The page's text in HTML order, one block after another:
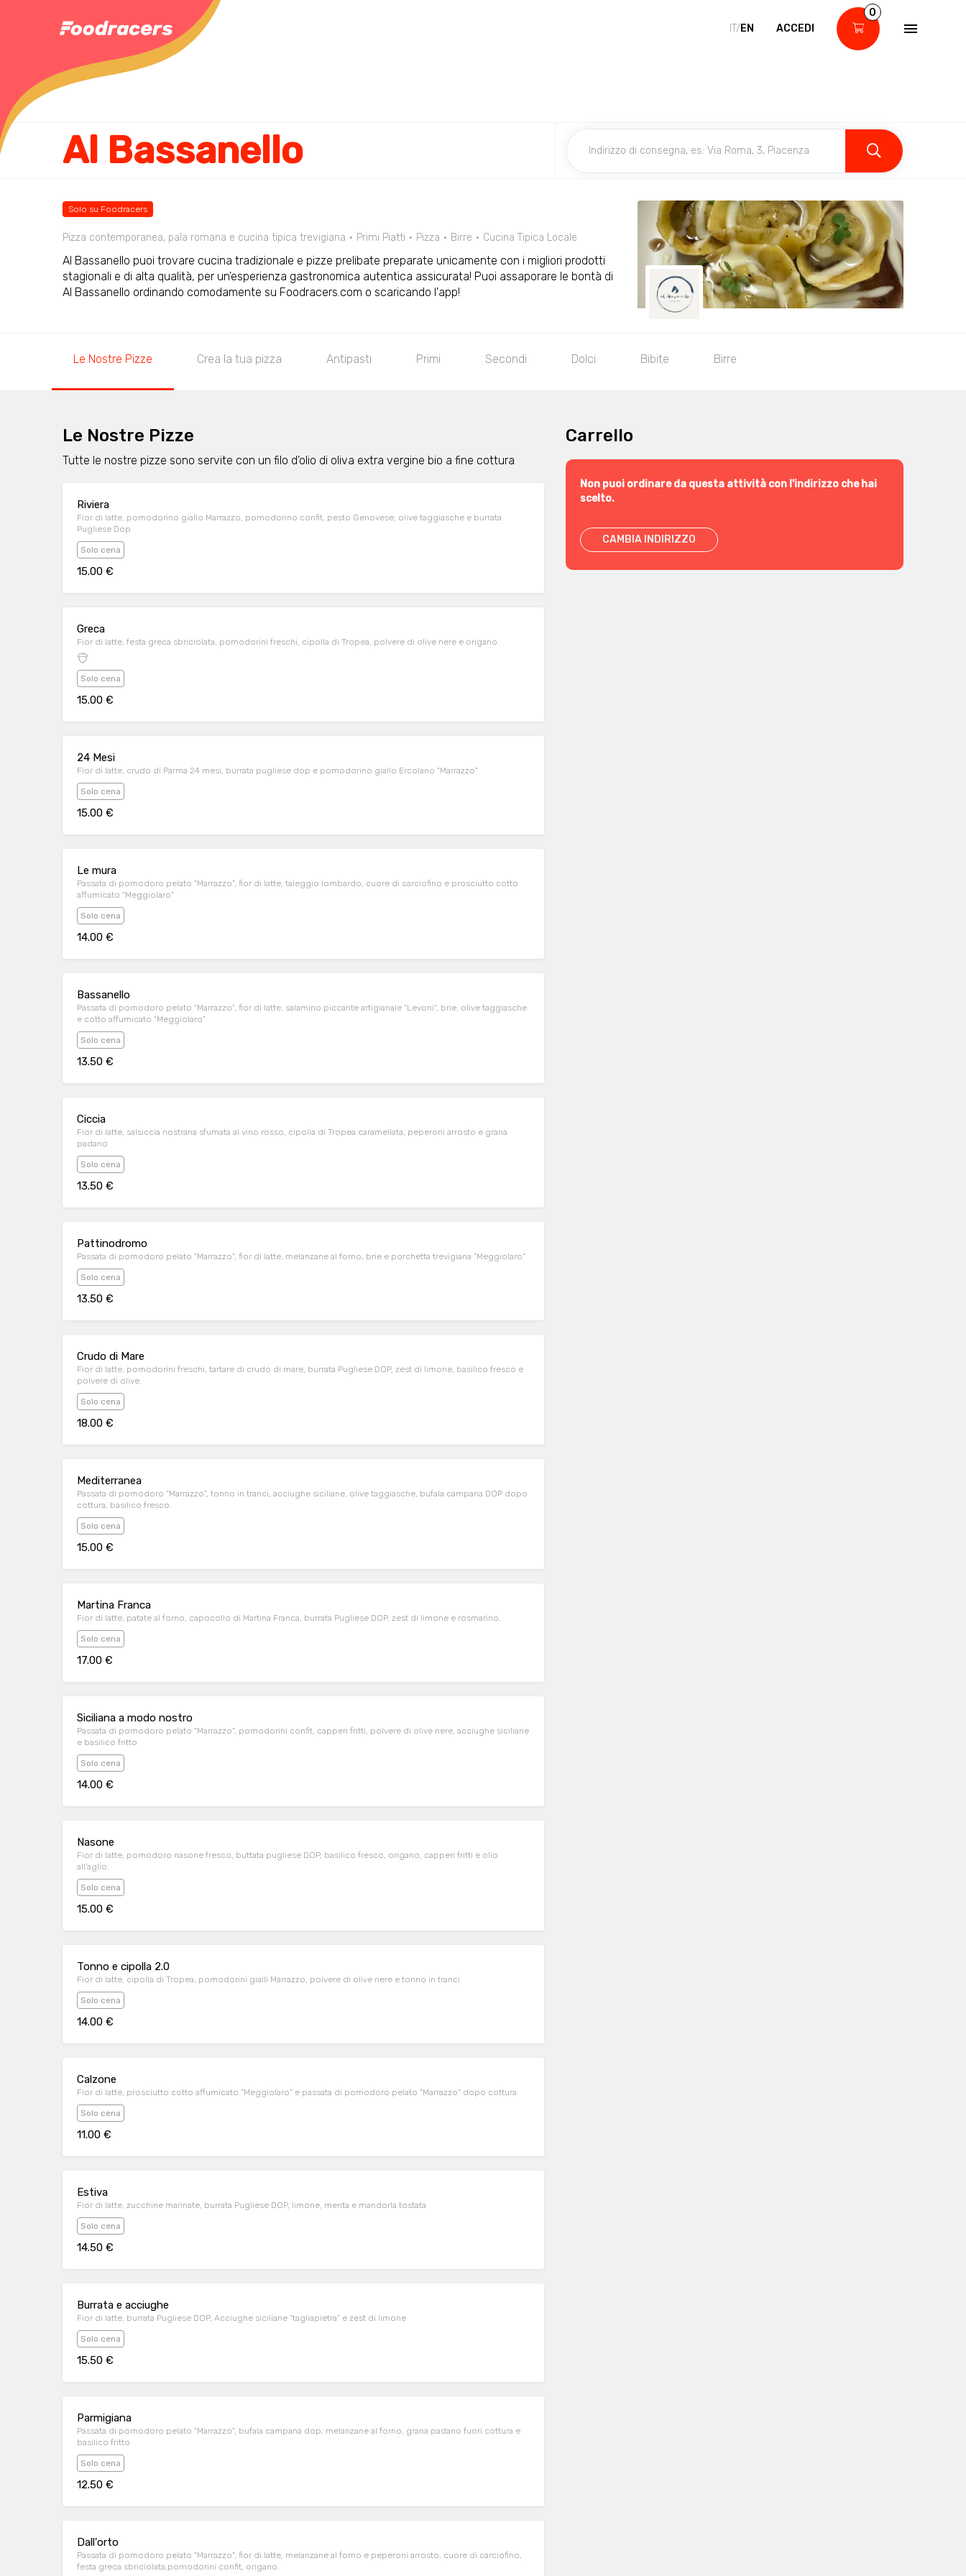
IT/EN ACCEDI
0
Al Bassanello
Solo su Foodracers
Pizza contemporanea, pala romana e cucina tipica trevigiana Primi Piatti Pizza Birre Cucina Tipica Locale
Al Bassanello puoi trovare cucina tradizionale e pizze prelibate preparate unicamente con i migliori prodotti
stagionali e di alta qualità, per un'esperienza gastronomica autentica assicurata! Puoi assaporare le bontà di
Al Bassanello ordinando comodamente su Foodracers.com o scaricando l'app!
Le Nostre Pizze Crea la tua pizza Antipasti Primi Secondi Dolci Bibite Birre
Le Nostre Pizze
Tutte le nostre pizze sono servite con un filo d'olio di oliva extra vergine bio a fine cottura
Riviera
Fior di latte, pomodorino giallo Marrazzo, pomodorino confit, pesto Genovese, olive taggiasche e burrata
Pugliese Dop
Solo cena
15.00 €
Greca
Fior di latte, festa greca sbriciolata, pomodorini freschi, cipolla di Tropea, polvere di olive nere e origano
Solo cena
15.00 €
24 Mesi
Fior di latte, crudo di Parma 24 mesi, burrata pugliese dop e pomodorino giallo Ercolano "Marrazzo"
Solo cena
15.00 €
Le mura
Passata di pomodoro pelato "Marrazzo", fior di latte, taleggio lombardo, cuore di carciofino e prosciutto cotto
affumicato "Meggiolaro"
Solo cena
14.00 €
Bassanello
Passata di pomodoro pelato "Marrazzo", fior di latte, salamino piccante artigianale "Levoni", brie, olive taggiasche
e cotto affumicato "Meggiolaro"
Solo cena
13.50 €
Ciccia
Fior di latte, salsiccia nostrana sfumata al vino rosso, cipolla di Tropea caramellata, peperoni arrosto e grana
padano
Solo cena
13.50 €
Pattinodromo
Passata di pomodoro pelato "Marrazzo", fior di latte, melanzane al forno, brie e porchetta trevigiana "Meggiolaro"
Solo cena
13.50 €
Crudo di Mare
Fior di latte, pomodorini freschi, tartare di crudo di mare, burrata Pugliese DOP, zest di limone, basilico fresco e
polvere di olive.
Solo cena
18.00 €
Mediterranea
Passata di pomodoro “Marrazzo”, tonno in tranci, acciughe siciliane, olive taggiasche, bufala campana DOP dopo
cottura, basilico fresco.
Solo cena
15.00 €
Martina Franca
Fior di latte, patate al forno, capocollo di Martina Franca, burrata Pugliese DOP, zest di limone e rosmarino.
Solo cena
17.00 €
Siciliana a modo nostro
Passata di pomodoro pelato "Marrazzo", pomodorini confit, capperi fritti, polvere di olive nere, acciughe siciliane
e basilico fritto
Solo cena
14.00 €
Nasone
Fior di latte, pomodoro nasone fresco, buttata pugliese DOP, basilico fresco, origano, capperi fritti e olio
all’aglio.
Solo cena
15.00 €
Tonno e cipolla 2.0
Fior di latte, cipolla di Tropea, pomodorini gialli Marrazzo, polvere di olive nere e tonno in tranci
Solo cena
14.00 €
Calzone
Fior di latte, prosciutto cotto affumicato "Meggiolaro" e passata di pomodoro pelato "Marrazzo" dopo cottura
Solo cena
11.00 €
Estiva
Fior di latte, zucchine marinate, burrata Pugliese DOP, limone, menta e mandorla tostata
Solo cena
14.50 €
Burrata e acciughe
Fior di latte, burrata Pugliese DOP, Acciughe siciliane “tagliapietra” e zest di limone
Solo cena
15.50 €
Parmigiana
Passata di pomodoro pelato "Marrazzo", bufala campana dop, melanzane al forno, grana padano fuori cottura e
basilico fritto
Solo cena
12.50 €
Dall'orto
Passata di pomodoro pelato "Marrazzo", fior di latte, melanzane al forno e peperoni arrosto, cuore di carciofino,
festa greca sbriciolata,pomodorini confit, origano.
Carrello
Non puoi ordinare da questa attività con l'indirizzo che hai
scelto.
CAMBIA INDIRIZZO